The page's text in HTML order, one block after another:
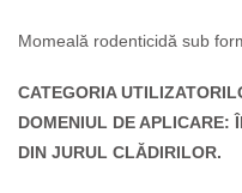
Momeală rodenticidă sub
CATEGORIA
DOMENIUL DE APLICARE:
DIN JURUL CLĂDIRILOR.